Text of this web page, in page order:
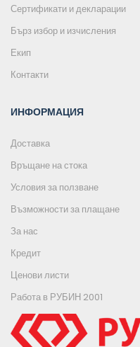
Сертификати и декларации
Бърз избор и изчисления
Екип
Контакти
ИНФОРМАЦИЯ
Доставка
Връщане на стока
Условия за ползване
Възможности за плащане
За нас
Кредит
Ценови листи
Работа в РУБИН 2001